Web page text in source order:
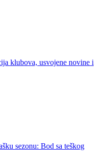
klubova, usvojene novine i
sezonu: Bod sa teškog